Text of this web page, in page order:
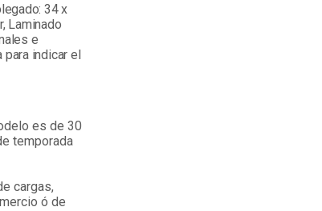
34 x
Laminado
e
para indicar el
es de 30
temporada
cargas,
ó de